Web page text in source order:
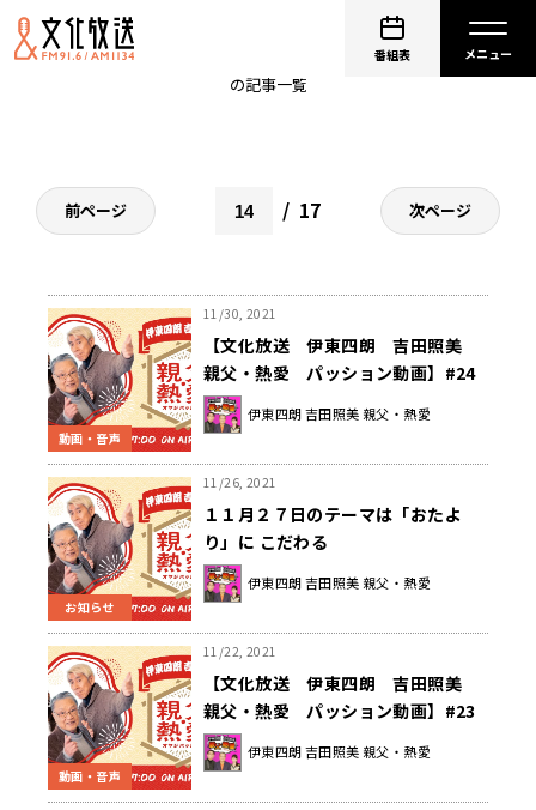
番組表
の記事一覧
前ページ 17 次ページ
動画・音声
11/30, 2021
【文化放送 伊東四朗 吉田照美
親父・熱愛 パッション動画】#24
今回は 11月27日の放送直前
に・・・の巻
伊東四朗 吉田照美 親父・熱愛
お知らせ
11/26, 2021
１１月２７日のテーマは「おたよ
り」に こだわる
伊東四朗 吉田照美 親父・熱愛
動画・音声
11/22, 2021
【文化放送 伊東四朗 吉田照美
親父・熱愛 パッション動画】#23
23回目の今回は おかげさまで、親
父・熱愛V9（10月首都圏ラジオ調
伊東四朗 吉田照美 親父・熱愛